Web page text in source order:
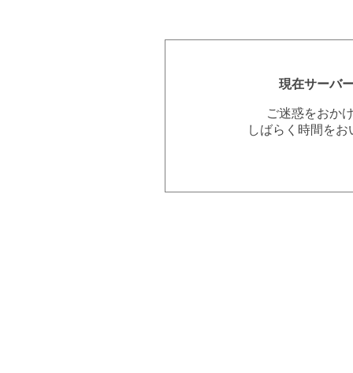
現在サーバ
ご迷惑をおか
しばらく時間を